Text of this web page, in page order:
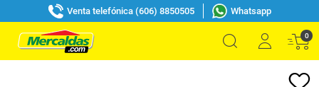
Venta telefónica (606) 8850505 Whatsapp
0